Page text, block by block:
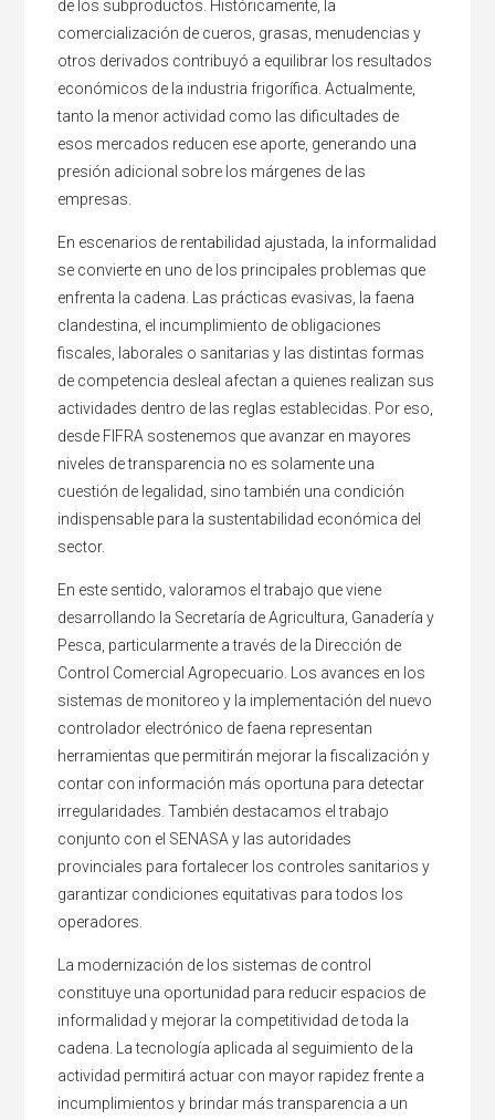
de los subproductos. Históricamente, la
comercialización de cueros, grasas, menudencias y
otros derivados contribuyó a equilibrar los resultados
económicos de la industria frigorífica. Actualmente,
tanto la menor actividad como las dificultades de
esos mercados reducen ese aporte, generando una
presión adicional sobre los márgenes de las
empresas.
En escenarios de rentabilidad ajustada, la informalidad
se convierte en uno de los principales problemas que
enfrenta la cadena. Las prácticas evasivas, la faena
clandestina, el incumplimiento de obligaciones
fiscales, laborales o sanitarias y las distintas formas
de competencia desleal afectan a quienes realizan sus
actividades dentro de las reglas establecidas. Por eso,
desde FIFRA sostenemos que avanzar en mayores
niveles de transparencia no es solamente una
cuestión de legalidad, sino también una condición
indispensable para la sustentabilidad económica del
sector.
En este sentido, valoramos el trabajo que viene
desarrollando la Secretaría de Agricultura, Ganadería y
Pesca, particularmente a través de la Dirección de
Control Comercial Agropecuario. Los avances en los
sistemas de monitoreo y la implementación del nuevo
controlador electrónico de faena representan
herramientas que permitirán mejorar la fiscalización y
contar con información más oportuna para detectar
irregularidades. También destacamos el trabajo
conjunto con el SENASA y las autoridades
provinciales para fortalecer los controles sanitarios y
garantizar condiciones equitativas para todos los
operadores.
La modernización de los sistemas de control
constituye una oportunidad para reducir espacios de
informalidad y mejorar la competitividad de toda la
cadena. La tecnología aplicada al seguimiento de la
actividad permitirá actuar con mayor rapidez frente a
incumplimientos y brindar más transparencia a un